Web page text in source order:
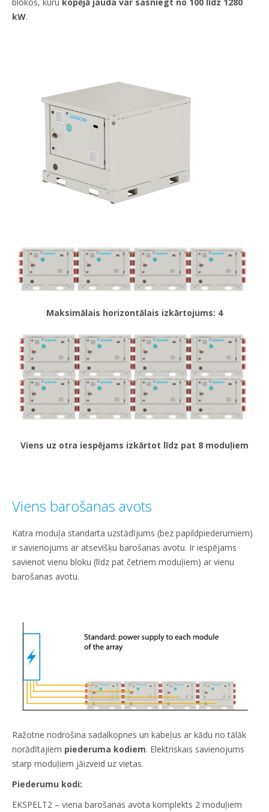
blokos, kuru kopējā jauda var sasniegt no 100 līdz 1280
kW.
Maksimālais horizontālais izkārtojums: 4
Viens uz otra iespējams izkārtot līdz pat 8 moduļiem
Viens barošanas avots
Katra moduļa standarta uzstādījums (bez papildpiederumiem)
ir savienojums ar atsevišķu barošanas avotu. Ir iespējams
savienot vienu bloku (līdz pat četriem moduļiem) ar vienu
barošanas avotu.
Ražotne nodrošina sadalkopnes un kabeļus ar kādu no tālāk
norādītajiem piederuma kodiem. Elektriskais savienojums
starp moduļiem jāizveid uz vietas.
Piederumu kodi:
EKSPELT2 – viena barošanas avota komplekts 2 moduļiem